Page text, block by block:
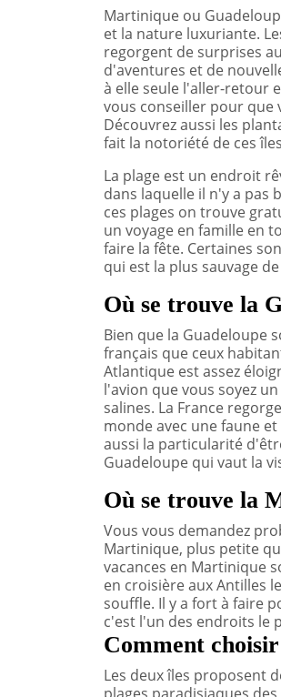
Martinique ou
et la nature luxuriante.
regorgent de surprises
d'aventures et de
à elle seule l'aller-retour
vous conseiller pour que
Découvrez aussi les
fait la notoriété de ces
La plage est un endroit
dans laquelle il n'y a pas
ces plages on trouve
un voyage en famille en
faire la fête. Certaines
qui est la plus sauvage
Où se trouve la
Bien que la Guadeloupe
français que ceux
Atlantique est assez
l'avion que vous soyez
salines. La France
monde avec une faune
aussi la particularité
Guadeloupe qui vaut la
Où se trouve la
Vous vous demandez
Martinique, plus petite
vacances en Martinique
en croisière aux Antilles
souffle. Il y a fort à faire
c'est l'un des endroits le
Comment
Les deux îles proposent